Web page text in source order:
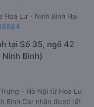
Hoa Lư - Ninh Bình Hai
tại Số 35, ngõ 42
Bình)
- Hà Nội từ Hoa Lư
Bình Car nhận được rất